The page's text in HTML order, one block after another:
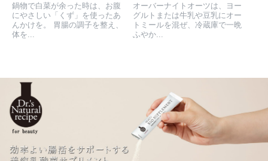
鍋物で白菜が余った時は、お腹
にやさしい「くず」を使ったあ
んかけを。 胃腸の調子を整え、
体を...
オーバーナイトオーツは、ヨー
グルトまたは牛乳や豆乳にオー
トミールを混ぜ、冷蔵庫で一晩
ふやか...